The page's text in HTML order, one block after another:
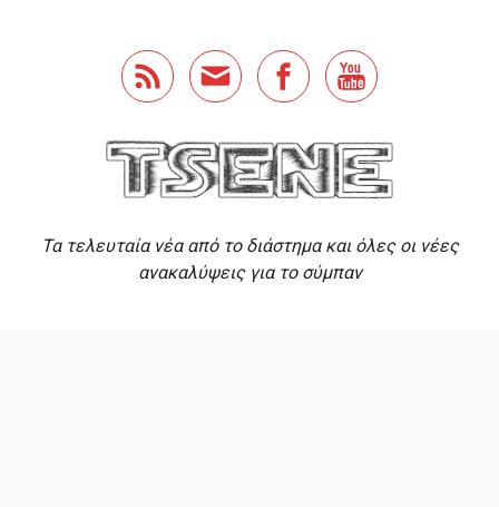
Τα τελευταία νέα από το διάστημα και όλες οι νέες
ανακαλύψεις για το σύμπαν